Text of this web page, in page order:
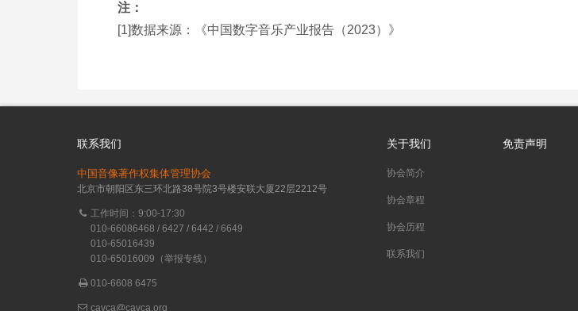
注：
[1]数据来源：《中国数字音乐产业报告（2023）》
联系我们
中国音像著作权集体管理协会
北京市朝阳区东三环北路38号院3号楼安联大厦22层2212号
工作时间：9:00-17:30
010-66086468 / 6427 / 6442 / 6649
010-65016439
010-65016009（举报专线）
010-6608 6475
cavca@cavca.org
关于我们
协会简介
协会章程
协会历程
联系我们
免责声明